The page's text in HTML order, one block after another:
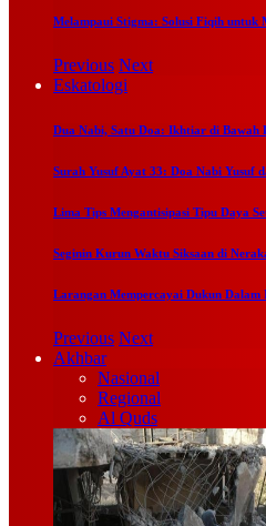
Melampaui Stigma: Solusi Fiqih
Previous Next
Eskatologi
Dua Nabi, Satu Doa: Ikhtiar di Bawah
Surah Yusuf Ayat 33: Doa Nabi Yusuf
Lima Tips Mengantisipasi Tipu Daya
Seginin Kurun Waktu Siksaan di
Larangan Mempercayai Dukun Dalam
Previous Next
Akhbar
Nasional
Regional
Al Quds